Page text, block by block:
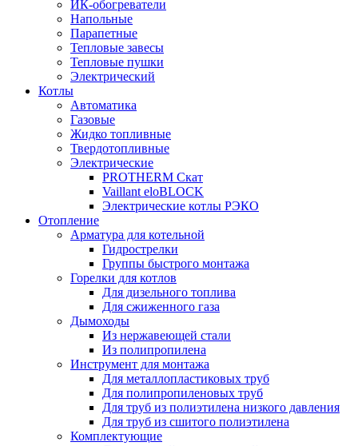
ИК-обогреватели
Напольные
Парапетные
Тепловые завесы
Тепловые пушки
Электрический
Котлы
Автоматика
Газовые
Жидко топливные
Твердотопливные
Электрические
PROTHERM Скат
Vaillant eloBLOCK
Электрические котлы РЭКО
Отопление
Арматура для котельной
Гидрострелки
Группы быстрого монтажа
Горелки для котлов
Для дизельного топлива
Для сжиженного газа
Дымоходы
Из нержавеющей стали
Из полипропилена
Инструмент для монтажа
Для металлопластиковых труб
Для полипропиленовых труб
Для труб из полиэтилена низкого давления
Для труб из сшитого полиэтилена
Комплектующие